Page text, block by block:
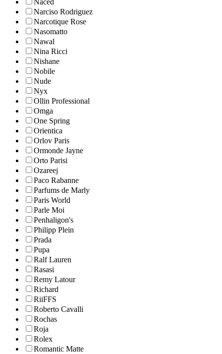
Naced
Narciso Rodriguez
Narcotique Rose
Nasomatto
Nawal
Nina Ricci
Nishane
Nobile
Nude
Nyx
Ollin Professional
Omga
One Spring
Orientica
Orlov Paris
Ormonde Jayne
Orto Parisi
Ozareej
Paco Rabanne
Parfums de Marly
Paris World
Parle Moi
Penhaligon's
Philipp Plein
Prada
Pupa
Ralf Lauren
Rasasi
Remy Latour
Richard
RiiFFS
Roberto Cavalli
Rochas
Roja
Rolex
Romantic Matte